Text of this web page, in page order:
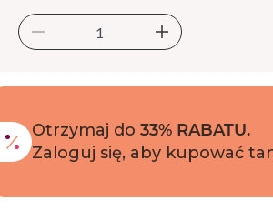
Otrzymaj do 33% RABATU.
Zaloguj się, aby kupować